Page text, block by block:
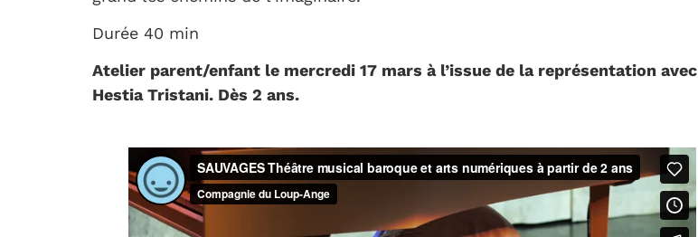
Durée 40 min
Atelier parent/enfant le mercredi 17 mars à l’issue de la représentation avec
Hestia Tristani. Dès 2 ans.